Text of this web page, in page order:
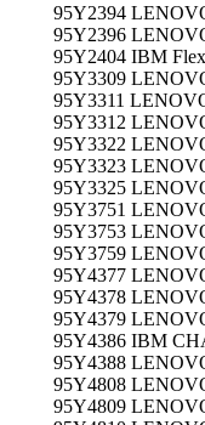
95Y2394
95Y2396
95Y2404 IBM
95Y3309
95Y3311
95Y3312
95Y3322
95Y3323
95Y3325
95Y3751
95Y3753
95Y3759
95Y4377
95Y4378
95Y4379
95Y4386 IBM
95Y4388
95Y4808
95Y4809